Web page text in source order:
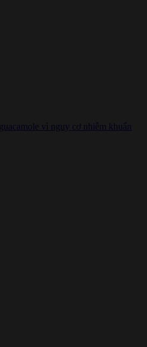
vì nguy cơ nhiễm khuẩn